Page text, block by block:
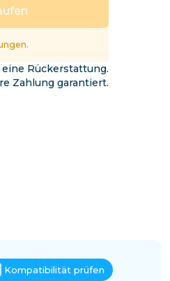
Rückerstattung.
Zahlung garantiert.
Kompatibilität prüfen